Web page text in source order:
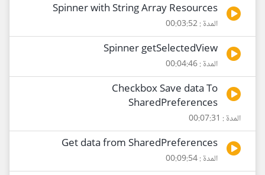
Spinner with String Array Resources
المدة : 00:03:52
Spinner getSelectedView
المدة : 00:04:46
Checkbox Save data To
SharedPreferences
المدة : 00:07:31
Get data from SharedPreferences
المدة : 00:09:54